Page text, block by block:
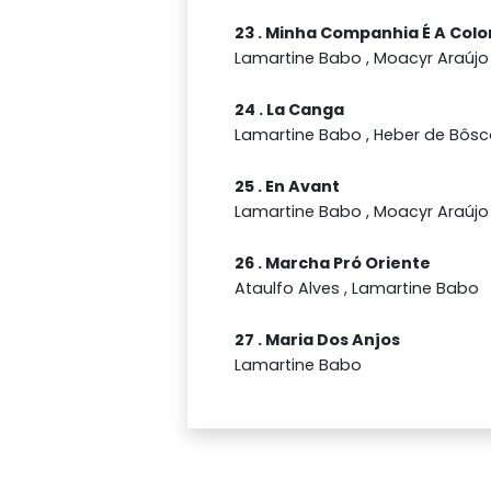
23 . Minha Companhia É A
Lamartine Babo , Moacyr Araújo
24 . La Canga
Lamartine Babo , Heber de
25 . En Avant
Lamartine Babo , Moacyr Araújo
26 . Marcha Pró Oriente
Ataulfo Alves , Lamartine Babo
27 . Maria Dos Anjos
Lamartine Babo